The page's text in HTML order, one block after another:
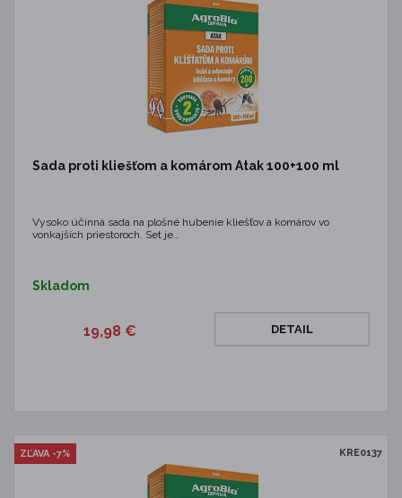
Sada proti kliešťom a komárom Atak 100+100 ml
Vysoko účinná sada na plošné hubenie kliešťov a komárov vo
vonkajších priestoroch. Set je…
Skladom
19,98 € DETAIL
KRE0137
ZĽAVA -7%